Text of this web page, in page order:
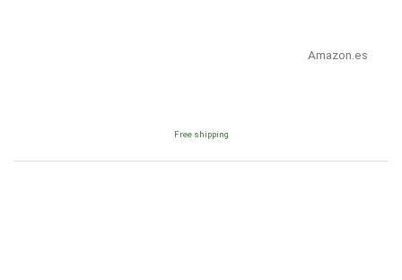
Amazon.es
Free shipping